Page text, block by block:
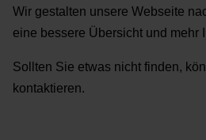
Wir gestalten unsere Webseite
eine bessere Übersicht und mehr
Sollten Sie etwas nicht finden,
kontaktieren.